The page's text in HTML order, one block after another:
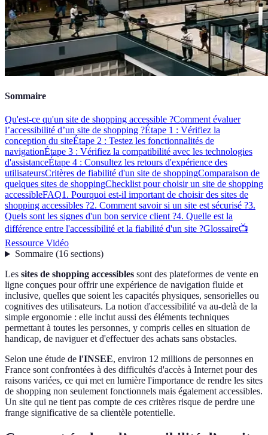
Sommaire
Qu'est-ce qu'un site de shopping accessible ?Comment évaluer
l’accessibilité d’un site de shopping ?Étape 1 : Vérifiez la
conception du siteÉtape 2 : Testez les fonctionnalités de
navigationÉtape 3 : Vérifiez la compatibilité avec les technologies
d'assistanceÉtape 4 : Consultez les retours d'expérience des
utilisateursCritères de fiabilité d'un site de shoppingComparaison de
quelques sites de shoppingChecklist pour choisir un site de shopping
accessibleFAQ1. Pourquoi est-il important de choisir des sites de
shopping accessibles ?2. Comment savoir si un site est sécurisé ?3.
Quels sont les signes d'un bon service client ?4. Quelle est la
différence entre l'accessibilité et la fiabilité d'un site ?Glossaire📺
Ressource Vidéo
Sommaire(16 sections)
Les sites de shopping accessibles sont des plateformes de vente en
ligne conçues pour offrir une expérience de navigation fluide et
inclusive, quelles que soient les capacités physiques, sensorielles ou
cognitives des utilisateurs. La notion d'accessibilité va au-delà de la
simple ergonomie : elle inclut aussi des éléments techniques
permettant à toutes les personnes, y compris celles en situation de
handicap, de naviguer et d'effectuer des achats sans obstacles.
Selon une étude de l'INSEE, environ 12 millions de personnes en
France sont confrontées à des difficultés d'accès à Internet pour des
raisons variées, ce qui met en lumière l'importance de rendre les sites
de shopping non seulement fonctionnels mais également accessibles.
Un site qui ne tient pas compte de ces critères risque de perdre une
frange significative de sa clientèle potentielle.